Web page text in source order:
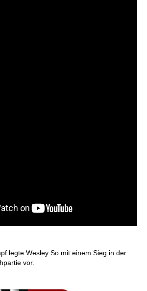
legte Wesley So mit einem Sieg in der
vor.